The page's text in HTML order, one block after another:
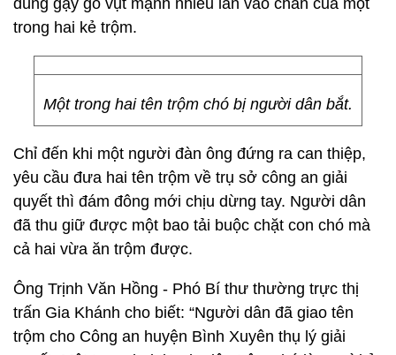
dùng gậy gỗ vụt mạnh nhiều lần vào chân của một
trong hai kẻ trộm.
Một trong hai tên trộm chó bị người dân bắt.
Chỉ đến khi một người đàn ông đứng ra can thiệp,
yêu cầu đưa hai tên trộm về trụ sở công an giải
quyết thì đám đông mới chịu dừng tay. Người dân
đã thu giữ được một bao tải buộc chặt con chó mà
cả hai vừa ăn trộm được.
Ông Trịnh Văn Hồng - Phó Bí thư thường trực thị
trấn Gia Khánh cho biết: “Người dân đã giao tên
trộm cho Công an huyện Bình Xuyên thụ lý giải